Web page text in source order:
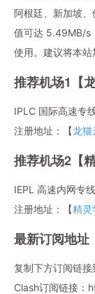
阿根廷、新加坡
值可达 5.49MB/s
使用。建议将本站
推荐机场1【
IPLC 国际高速专
注册地址：【龙猫
推荐机场2【
IEPL 高速内网专
注册地址：【精灵
最新订阅地址
复制下方订阅链接
Clash订阅链接